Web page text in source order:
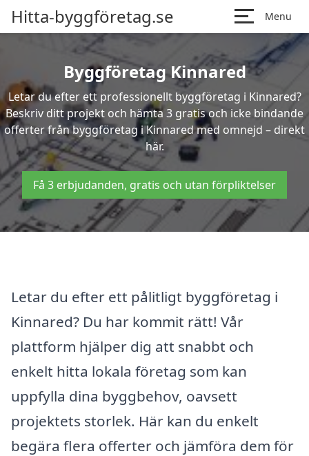
Hitta-byggföretag.se Menu
Byggföretag Kinnared
Letar du efter ett professionellt byggföretag i Kinnared?
Beskriv ditt projekt och hämta 3 gratis och icke bindande
offerter från byggföretag i Kinnared med omnejd – direkt
här.
Få 3 erbjudanden, gratis och utan förpliktelser
Letar du efter ett pålitligt byggföretag i
Kinnared? Du har kommit rätt! Vår
plattform hjälper dig att snabbt och
enkelt hitta lokala företag som kan
uppfylla dina byggbehov, oavsett
projektets storlek. Här kan du enkelt
begära flera offerter och jämföra dem för